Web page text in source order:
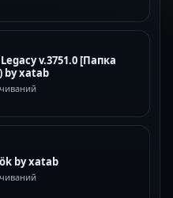
v.3751.0 [Папка
by xatab
by xatab